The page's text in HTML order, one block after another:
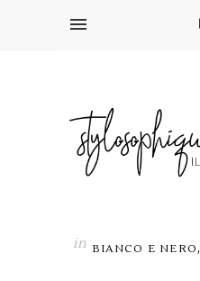
in BIANCO E NERO,